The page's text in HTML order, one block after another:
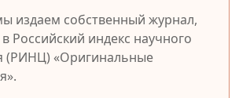
издаем собственный журнал,
Российский индекс научного
(РИНЦ) «Оригинальные